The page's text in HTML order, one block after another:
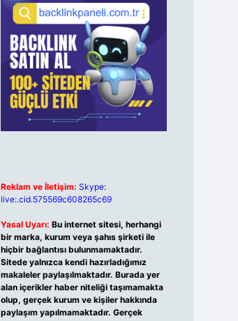
Reklam ve İletişim: Skype:
live:.cid.575569c608265c69
Yasal Uyarı: Bu internet sitesi, herhangi
bir marka, kurum veya şahıs şirketi ile
hiçbir bağlantısı bulunmamaktadır.
Sitede yalnızca kendi hazırladığımız
makaleler paylaşılmaktadır. Burada yer
alan içerikler haber niteliği taşımamakta
olup, gerçek kurum ve kişiler hakkında
paylaşım yapılmamaktadır. Gerçek